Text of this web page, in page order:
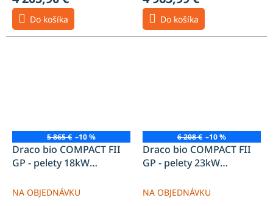
Do košíka Do košíka
5 865 € –10 %
Draco bio COMPACT FII
GP - pelety 18kW
NA OBJEDNÁVKU
6 208 € –10 %
Draco bio COMPACT FII
GP - pelety 23kW
NA OBJEDNÁVKU